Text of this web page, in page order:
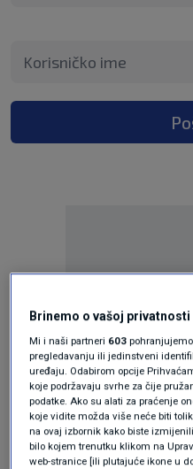
Brinemo o vašoj privatnosti
Mi i naši partneri 603
pregledavanju ili jedinstveni
uređaju. Odabirom opcije
koje podržavaju svrhe za čije
podatke. Ako su alati za praćenje
koje vidite možda više neće biti
na ovaj izbornik kako biste
bilo kojem trenutku klikom na
web-stranice [ili plutajuće ikone u